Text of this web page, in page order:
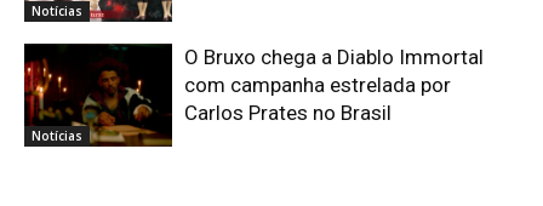
Notícias
Notícias
O Bruxo chega a Diablo Immortal
com campanha estrelada por
Carlos Prates no Brasil